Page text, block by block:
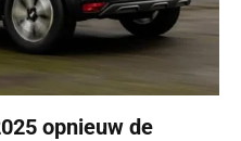
opnieuw de